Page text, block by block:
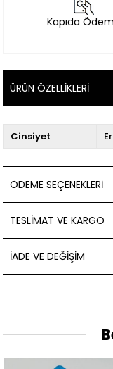
Kapıda
ÜRÜN ÖZELLIKLERI
Cinsiyet
ÖDEME SEÇENEKLERI
TESLIMAT VE KARGO
İADE VE DEĞIŞIM